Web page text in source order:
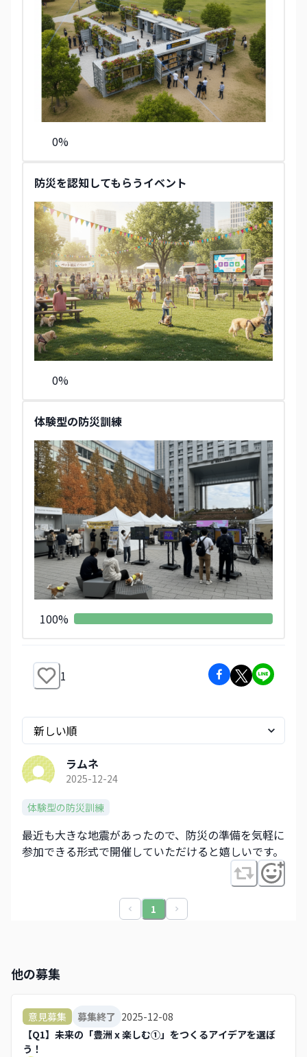
0%
防災を認知してもらうイベント
0%
体験型の防災訓練
100%
1
ラムネ
2025-12-24
体験型の防災訓練
最近も大きな地震があったので、防災の準備を気軽に
参加できる形式で開催していただけると嬉しいです。
1
他の募集
意見募集 募集終了 2025-12-08
【Q1】未来の「豊洲 x 楽しむ①」をつくるアイデアを選ぼ
う！